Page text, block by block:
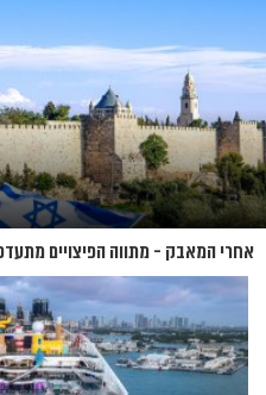
אחרי המאבק - מתווה הפיצויים